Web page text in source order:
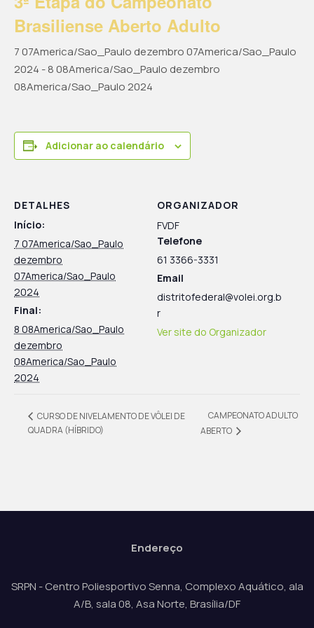
Brasiliense Aberto Adulto
7 07America/Sao_Paulo dezembro 07America/Sao_Paulo
2024 -8 08America/Sao_Paulo dezembro
08America/Sao_Paulo 2024
Adicionar ao calendário
DETALHES
Início:
7 07America/Sao_Paulo
dezembro
07America/Sao_Paulo
2024
Final:
8 08America/Sao_Paulo
dezembro
08America/Sao_Paulo
2024
ORGANIZADOR
FVDF
Telefone
61 3366-3331
Email
distritofederal@volei.org.b
r
Ver site do Organizador
CURSO DE NIVELAMENTO DE VÔLEI DE
QUADRA (HÍBRIDO)
CAMPEONATO ADULTO
ABERTO
Endereço
SRPN - Centro Poliesportivo Senna, Complexo Aquático, ala
A/B, sala 08, Asa Norte, Brasília/DF